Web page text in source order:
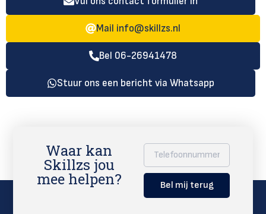
Mail info@skillzs.nl
Bel 06-26941478
Stuur ons een bericht via Whatsapp
Waar kan
Skillzs jou
mee helpen? Bel mij terug